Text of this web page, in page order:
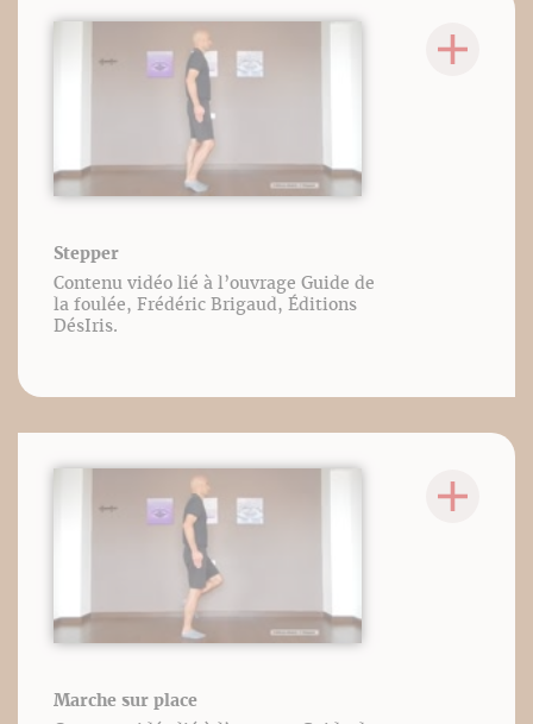
Stepper
Contenu vidéo lié à l’ouvrage Guide de
la foulée, Frédéric Brigaud, Éditions
DésIris.
Marche sur place